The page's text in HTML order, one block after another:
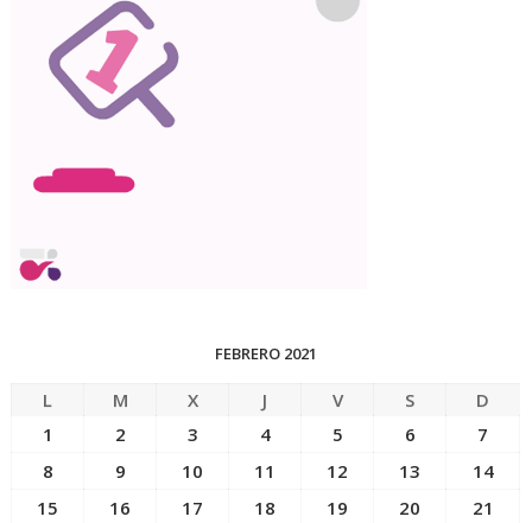
FEBRERO 2021
L M X J V S
D
1
2 3 4 5 6
7
8
9 10 11 12 13
14
15
16 17 18 19 20
21